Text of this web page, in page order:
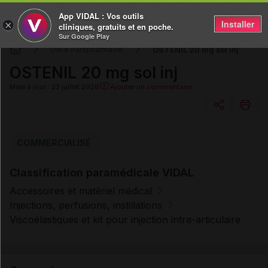
DM & Parapharmacie OSTENIL 20 mg sol inj
Ajouter un commentaire
×
App VIDAL : Vos outils
cliniques, gratuits et en poche.
Sur Google Play
Installer